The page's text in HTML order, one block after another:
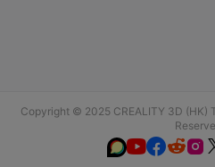
Copyright © 2025 CREALITY 3D (HK)
